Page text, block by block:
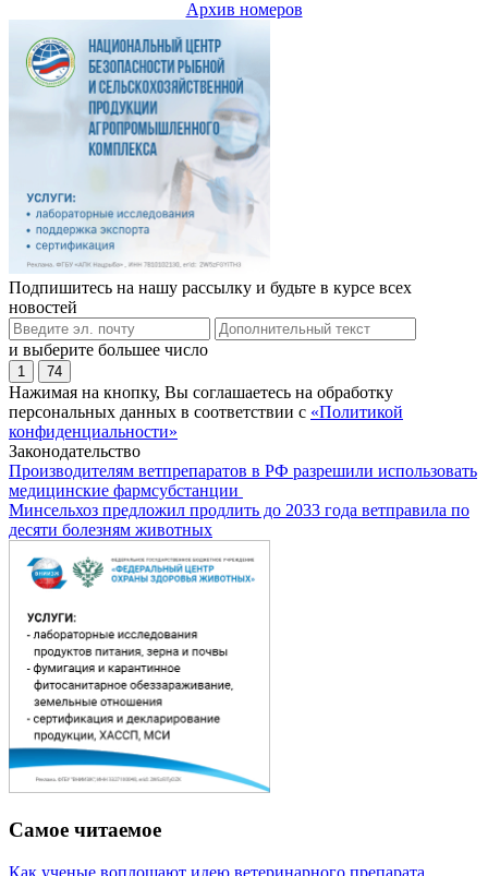
Архив номеров
Подпишитесь на нашу рассылку и будьте в курсе всех
новостей
и выберите большее число
1 74
Нажимая на кнопку, Вы соглашаетесь на обработку
персональных данных в соответствии с «Политикой
конфиденциальности»
Законодательство
Производителям ветпрепаратов в РФ разрешили использовать
медицинские фармсубстанции
Минсельхоз предложил продлить до 2033 года ветправила по
десяти болезням животных
Самое читаемое
Как ученые воплощают идею ветеринарного препарата